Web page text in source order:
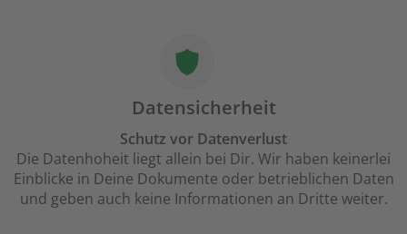
Datensicherheit
Schutz vor Datenverlust
Die Datenhoheit liegt allein bei Dir. Wir haben keinerlei
Einblicke in Deine Dokumente oder betrieblichen Daten
und geben auch keine Informationen an Dritte weiter.